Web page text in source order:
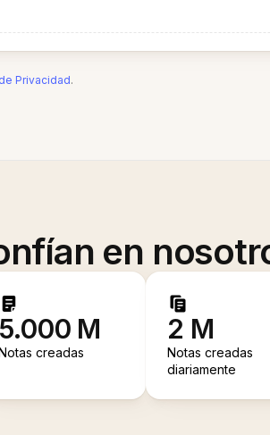
Privacidad.
en
5.000 M
creadas
2 M
Notas creadas
diariamente